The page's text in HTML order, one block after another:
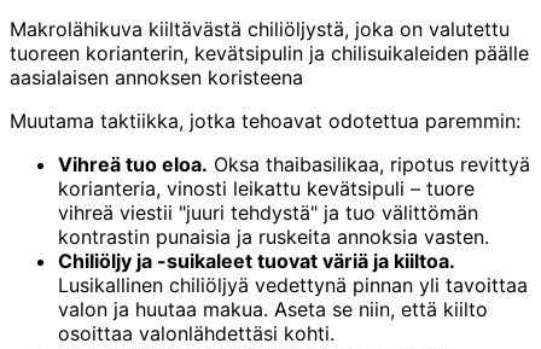
Makrolähikuva kiiltävästä chiliöljystä, joka on valutettu
tuoreen korianterin, kevätsipulin ja chilisuikaleiden päälle
aasialaisen annoksen koristeena
Muutama taktiikka, jotka tehoavat odotettua paremmin:
Vihreä tuo eloa. Oksa thaibasilikaa, ripotus revittyä
korianteria, vinosti leikattu kevätsipuli – tuore
vihreä viestii "juuri tehdystä" ja tuo välittömän
kontrastin punaisia ja ruskeita annoksia vasten.
Chiliöljy ja -suikaleet tuovat väriä ja kiiltoa.
Lusikallinen chiliöljyä vedettynä pinnan yli tavoittaa
valon ja huutaa makua. Aseta se niin, että kiilto
osoittaa valonlähdettäsi kohti.